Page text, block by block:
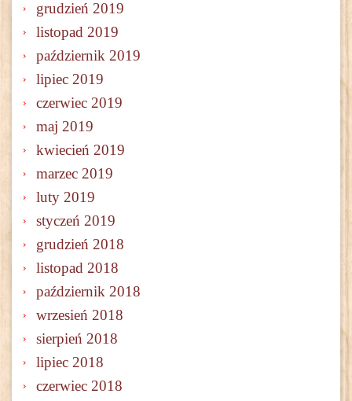
grudzień 2019
listopad 2019
październik 2019
lipiec 2019
czerwiec 2019
maj 2019
kwiecień 2019
marzec 2019
luty 2019
styczeń 2019
grudzień 2018
listopad 2018
październik 2018
wrzesień 2018
sierpień 2018
lipiec 2018
czerwiec 2018